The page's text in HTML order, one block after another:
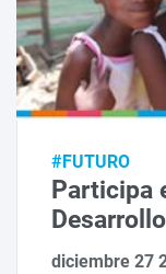
#FUTURO
Participa
Desarrollo
diciembre 27